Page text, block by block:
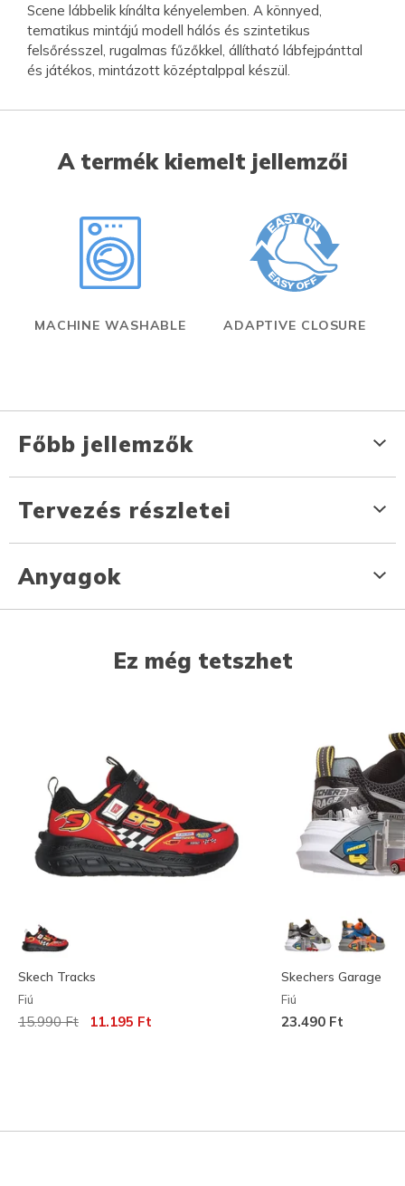
Scene lábbelik kínálta kényelemben. A könnyed,
tematikus mintájú modell hálós és szintetikus
felsőrésszel, rugalmas fűzőkkel, állítható lábfejpánttal
és játékos, mintázott középtalppal készül.
A termék kiemelt jellemzői
MACHINE WASHABLE ADAPTIVE CLOSURE
Főbb jellemzők
Tervezés részletei
Anyagok
Ez még tetszhet
Skech Tracks
Fiú
Az ár a következőhöz képest csökkent:
15.990 Ft címzett:
11.195 Ft
Skechers Garage
Fiú
23.490 Ft